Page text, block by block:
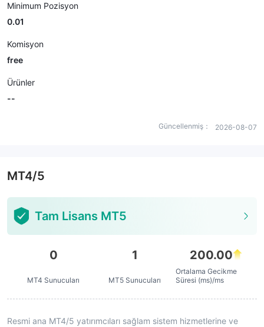
Minimum Pozisyon
0.01
Komisyon
free
Ürünler
--
Güncellenmiş： 2026-08-07
MT4/5
Tam Lisans MT5
0
MT4 Sunucuları
1
MT5 Sunucuları
200.00
Ortalama Gecikme
Süresi (ms)/ms
Resmi ana MT4/5 yatırımcıları sağlam sistem hizmetlerine ve